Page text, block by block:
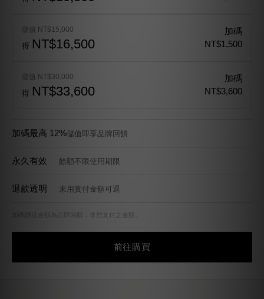
儲值 NT$15,000
得 NT$16,500
加碼
NT$1,500
儲值 NT$30,000
得 NT$33,600
加碼
NT$3,600
加碼最高 12%儲值即享品牌回饋
永久有效 餘額不限使用期限
退款透明 未用實付金額可退
加碼贈送金額為品牌回饋，非您支付之金額。
前往購買